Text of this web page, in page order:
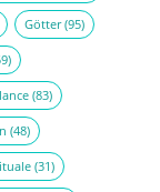
Götter(95)
(83)
(48)
(31)